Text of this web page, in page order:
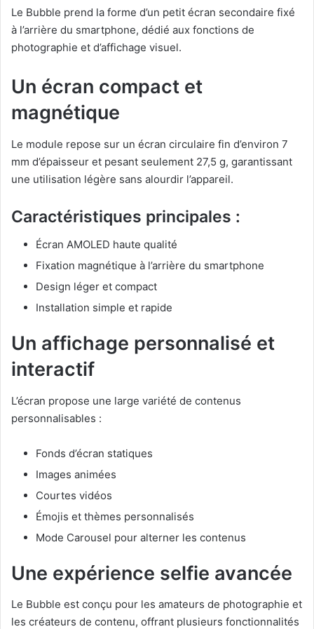
Le Bubble prend la forme d’un petit écran secondaire fixé
à l’arrière du smartphone, dédié aux fonctions de
photographie et d’affichage visuel.
Un écran compact et
magnétique
Le module repose sur un écran circulaire fin d’environ 7
mm d’épaisseur et pesant seulement 27,5 g, garantissant
une utilisation légère sans alourdir l’appareil.
Caractéristiques principales :
Écran AMOLED haute qualité
Fixation magnétique à l’arrière du smartphone
Design léger et compact
Installation simple et rapide
Un affichage personnalisé et
interactif
L’écran propose une large variété de contenus
personnalisables :
Fonds d’écran statiques
Images animées
Courtes vidéos
Émojis et thèmes personnalisés
Mode Carousel pour alterner les contenus
Une expérience selfie avancée
Le Bubble est conçu pour les amateurs de photographie et
les créateurs de contenu, offrant plusieurs fonctionnalités